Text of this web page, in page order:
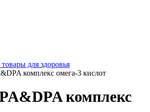
для здоровья
комплекс омега-3 кислот
комплекс